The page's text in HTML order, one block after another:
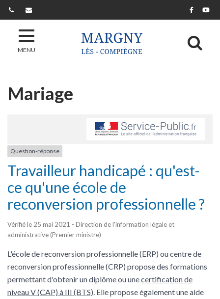
Lien
MENU
Mariage
Question-réponse
Travailleur handicapé : qu'est-
ce qu'une école de
reconversion professionnelle ?
Vérifié le 25 mai 2021 - Direction de l'information légale et
administrative (Premier ministre)
L'école de reconversion professionnelle (ERP) ou centre de
reconversion professionnelle (CRP) propose des formations
permettant d'obtenir un diplôme ou unecertification de
niveau V (CAP) à III (BTS). Elle propose également une aide